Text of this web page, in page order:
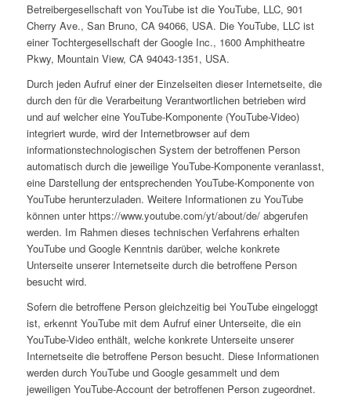
Betreibergesellschaft von YouTube ist die YouTube, LLC, 901
Cherry Ave., San Bruno, CA 94066, USA. Die YouTube, LLC ist
einer Tochtergesellschaft der Google Inc., 1600 Amphitheatre
Pkwy, Mountain View, CA 94043-1351, USA.
Durch jeden Aufruf einer der Einzelseiten dieser Internetseite, die
durch den für die Verarbeitung Verantwortlichen betrieben wird
und auf welcher eine YouTube-Komponente (YouTube-Video)
integriert wurde, wird der Internetbrowser auf dem
informationstechnologischen System der betroffenen Person
automatisch durch die jeweilige YouTube-Komponente veranlasst,
eine Darstellung der entsprechenden YouTube-Komponente von
YouTube herunterzuladen. Weitere Informationen zu YouTube
können unter https://www.youtube.com/yt/about/de/ abgerufen
werden. Im Rahmen dieses technischen Verfahrens erhalten
YouTube und Google Kenntnis darüber, welche konkrete
Unterseite unserer Internetseite durch die betroffene Person
besucht wird.
Sofern die betroffene Person gleichzeitig bei YouTube eingeloggt
ist, erkennt YouTube mit dem Aufruf einer Unterseite, die ein
YouTube-Video enthält, welche konkrete Unterseite unserer
Internetseite die betroffene Person besucht. Diese Informationen
werden durch YouTube und Google gesammelt und dem
jeweiligen YouTube-Account der betroffenen Person zugeordnet.